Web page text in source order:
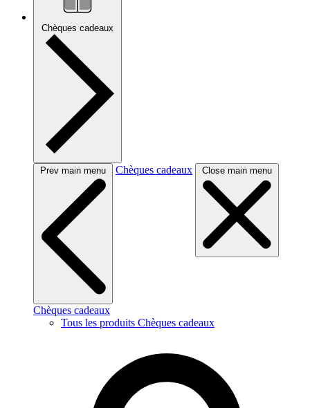
Chèques cadeaux
Prev main menu Chèques cadeaux Close main menu
Chèques cadeaux
Tous les produits Chèques cadeaux